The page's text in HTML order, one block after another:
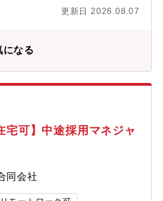
画もあるので是非ご参照くださ
担当から見た魅力】・人材が事
途採用業務だからこそ、自分が
～数千人規模の組織や事業成長
きます。・単なるオペレーショ
らPDCA実行まで一気通貫で担
スキルを身につけることがで
のマネージャー等【募集背
シニアマネージャー1名、マネー
RPO、派遣職員。【働き方】標
、週2~3日の在宅勤務が可能な
を計画中（2026年秋予定）
更新日 2026.08.07
になる
宅可】中途採用マネジャ
同会社